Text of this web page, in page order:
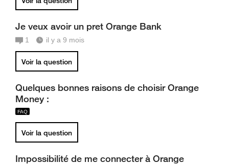
Je veux avoir un pret Orange Bank
1 il y a 9 mois
Voir la question
Quelques bonnes raisons de choisir Orange
Money :
Voir la question
Impossibilité de me connecter à Orange